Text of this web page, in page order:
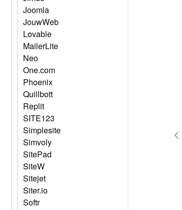
Joomla
JouwWeb
Lovable
MailerLite
Neo
One.com
Phoenix
Quillbott
Replit
SITE123
Simplesite
Simvoly
SitePad
SiteW
Sitejet
Siter.io
Softr